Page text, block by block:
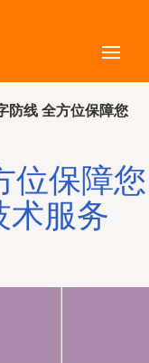
防线 全方位保障您
位保障您
术服务